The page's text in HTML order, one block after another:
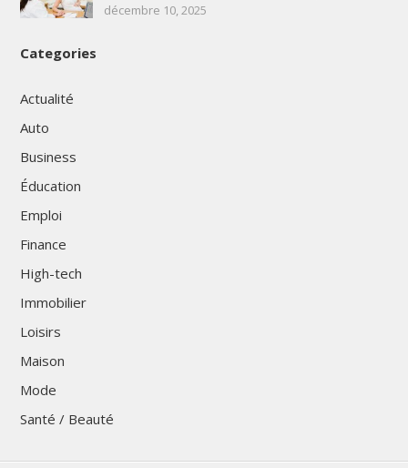
décembre 10, 2025
Categories
Actualité
Auto
Business
Éducation
Emploi
Finance
High-tech
Immobilier
Loisirs
Maison
Mode
Santé / Beauté